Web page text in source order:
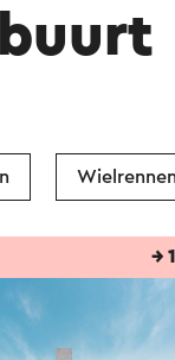
Wielrennen
→